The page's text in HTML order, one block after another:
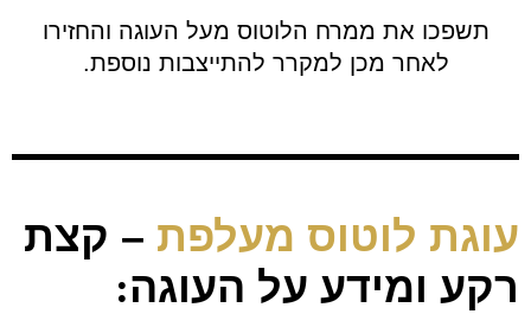
תשפכו את ממרח הלוטוס מעל העוגה והחזירו
לאחר מכן למקרר להתייצבות נוספת.
עוגת לוטוס מעלפת – קצת
רקע ומידע על העוגה: